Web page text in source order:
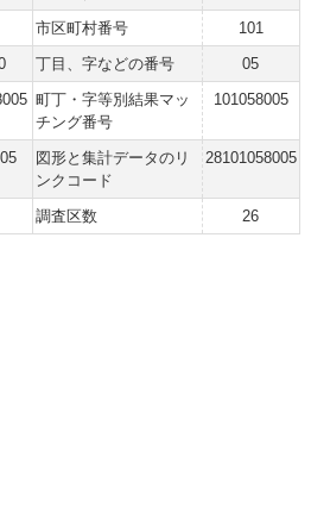
市区町村番号
101
丁目、字などの番号
05
町丁・字等別結果マッ
チング番号
101058005
図形と集計データのリ
ンクコード
28101058005
調査区数 26